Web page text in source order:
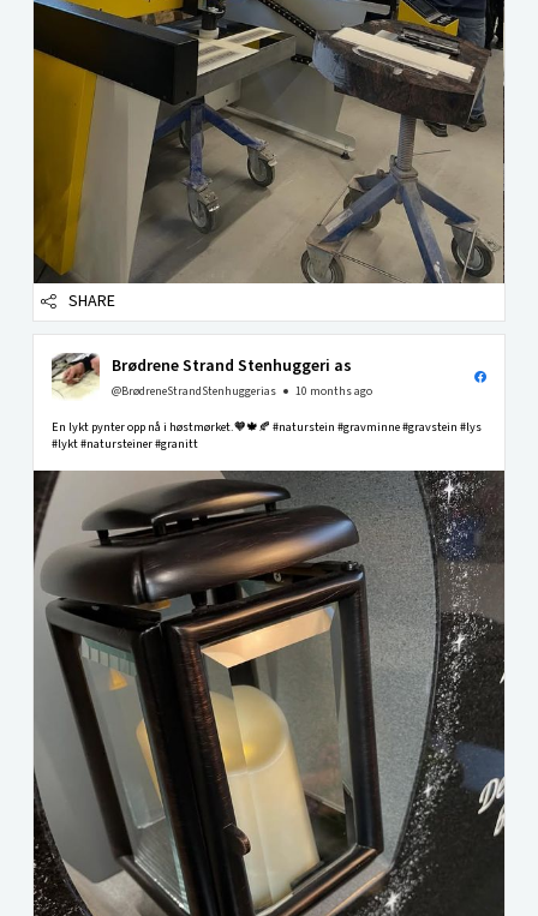
SHARE
Brødrene Strand Stenhuggeri as
@BrødreneStrandStenhuggerias 10 months ago
En lykt pynter opp nå i høstmørket.🧡🍁🍂 #naturstein #gravminne #gravstein #lys
#lykt #natursteiner #granitt